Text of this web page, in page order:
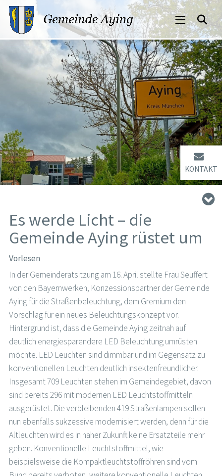
KONTAKT
Es werde Licht – die
Gemeinde Aying rüstet um
Vorlesen
In der Gemeinderatsitzung am 16. April stellte Frau Seuffert
von den Bayernwerken, Konzessionspartner der Gemeinde
Aying für die Straßenbeleuchtung, dem Gremium den
Vorschlag für ein neues Beleuchtungskonzept vor.
Hintergrund ist, dass die Gemeinde Aying zeitnah auf
deutlich energiesparendere LED Beleuchtung umrüsten
möchte. LED Leuchten sind dimmbar und im Gegensatz zu
konventionellen Leuchten deutlich insektenfreundlicher.
Insgesamt 709 Leuchten stehen im Gemeindegebiet, davon
sind bereits 296 mit modernen LED Leuchtstoffmitteln
ausgerüstet. Die verbleibenden 419 Straßenlampen sollen
nun ebenfalls sukzessive modernisiert werden, denn für die
Altleuchten wird es in naher Zukunft keine Ersatzteile mehr
geben. Konventionelle Leuchtstoffmittel, wie
beispielsweise die Kompaktleuchtstoffröhren sind vom